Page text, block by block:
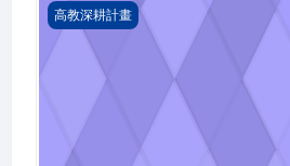
111年度
高教深耕計畫